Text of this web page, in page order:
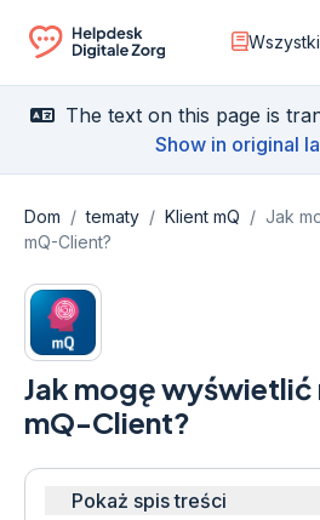
Ga naar de homepagina
The text on this page is
Show in original
Dom / tematy / Klient mQ / Jak
mQ-Client?
Jak mogę wyświetlić
mQ-Client?
Pokaż spis treści